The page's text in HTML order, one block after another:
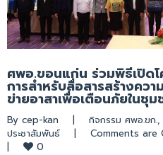
ศพอ.ขอนแก่น ร่วมพิธีเปิด
การสำหรับสื่อสารสร้างคว
ข่ายอาสาเพื่อเตือนภัยในชุ
By cep-kan | กิจกรรม ศพอ.ขก.,
ประชาสัมพันธ์
| Comments are
|
0